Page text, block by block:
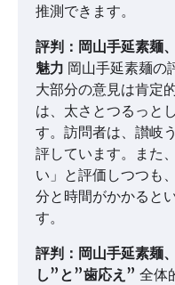
推測できます。
評判：岡山手延素麺
魅力 岡山手延素麺の
大部分の意見は肯定
は、太さとつるっと
す。訪問者は、讃岐
評しています。また
い」と評価しつつも
分と時間がかかると
す。
評判：岡山手延素麺
し”と”歯応え” 全体